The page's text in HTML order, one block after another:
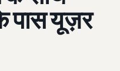
पास यूज़र